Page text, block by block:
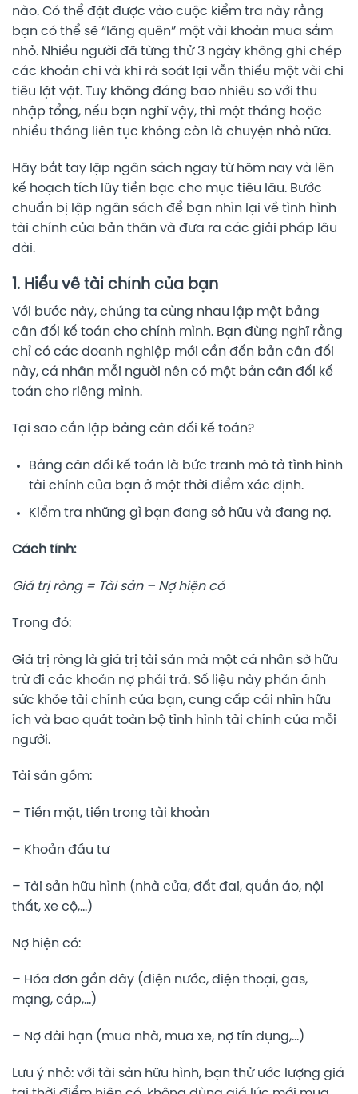
nào. Có thể đặt được vào cuộc kiểm tra này rằng
bạn có thể sẽ “lãng quên” một vài khoản mua sắm
nhỏ. Nhiều người đã từng thử 3 ngày không ghi chép
các khoản chi và khi rà soát lại vẫn thiếu một vài chi
tiêu lặt vặt. Tuy không đáng bao nhiêu so với thu
nhập tổng, nếu bạn nghĩ vậy, thì một tháng hoặc
nhiều tháng liên tục không còn là chuyện nhỏ nữa.
Hãy bắt tay lập ngân sách ngay từ hôm nay và lên
kế hoạch tích lũy tiền bạc cho mục tiêu lâu. Bước
chuẩn bị lập ngân sách để bạn nhìn lại về tình hình
tài chính của bản thân và đưa ra các giải pháp lâu
dài.
1. Hiểu về tài chính của bạn
Với bước này, chúng ta cùng nhau lập một bảng
cân đối kế toán cho chính mình. Bạn đừng nghĩ rằng
chỉ có các doanh nghiệp mới cần đến bản cân đối
này, cá nhân mỗi người nên có một bản cân đối kế
toán cho riêng mình.
Tại sao cần lập bảng cân đối kế toán?
Bảng cân đối kế toán là bức tranh mô tả tình hình
tài chính của bạn ở một thời điểm xác định.
Kiểm tra những gì bạn đang sở hữu và đang nợ.
Cách tính:
Giá trị ròng = Tài sản – Nợ hiện có
Trong đó:
Giá trị ròng là giá trị tài sản mà một cá nhân sở hữu
trừ đi các khoản nợ phải trả. Số liệu này phản ánh
sức khỏe tài chính của bạn, cung cấp cái nhìn hữu
ích và bao quát toàn bộ tình hình tài chính của mỗi
người.
Tài sản gồm:
– Tiền mặt, tiền trong tài khoản
– Khoản đầu tư
– Tài sản hữu hình (nhà cửa, đất đai, quần áo, nội
thất, xe cộ,…)
Nợ hiện có:
– Hóa đơn gần đây (điện nước, điện thoại, gas,
mạng, cáp,…)
– Nợ dài hạn (mua nhà, mua xe, nợ tín dụng,…)
Lưu ý nhỏ: với tài sản hữu hình, bạn thử ước lượng giá